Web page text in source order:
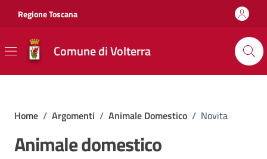
Regione Toscana
Comune di Volterra
Home / Argomenti / Animale Domestico / Novita
Animale domestico